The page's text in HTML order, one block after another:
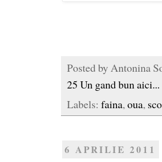
Posted by Antonina
25 Un gand bun aici...
Labels: faina,oua,
6 APRILIE 2011